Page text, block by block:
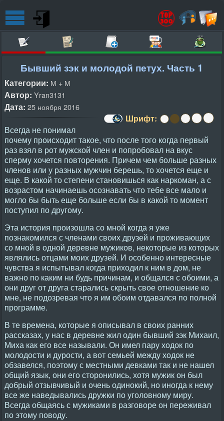
Бывший зэк и молодой петух. Часть 1
Категории: М + М
Автор: Yran3131
Дата: 25 ноября 2016
Шрифт:
Всегда не понимал
почему происходит такое, что после того когда первый
раз взял в рот мужской член и попробовал на вкус
сперму хочется повторения. Причем чем больше разных
членов или у разных мужчин берешь, то хочется еще и
еще. В какой то степени становишься как наркоман, а с
возрастом начинаешь осознавать что тебе все мало и
могло бы быть еще больше если бы в какой то момент
поступил по другому.
Эта история произошла со мной когда я уже
познакомился с членами своих друзей и проживающих
со мной в одной деревне мужиков, некоторые из которых
являлись отцами моих друзей. И особенно интересные
чувства я испытывал когда приходил к ним в дом, не
важно по каким ни будь причинам, и общался с обоими, а
они друг от друга старались скрыть свое отношение ко
мне, не подозревая что я им обоим отдавался по полной
программе.
В те времена, которые я описывал в своих ранних
рассказах, у нас в деревне жил один бывший зэк Михаил,
Миха как его все называли. Он имел пару ходок по
молодости и дурости, а вот семьей между ходок не
обзавелся, поэтому с местными девками так и не нашел
общий язык, они его сторонились, хотя мужик он был
добрый отзывчивый и очень одинокий, но иногда к нему
все же наведывались дружки по уголовному миру.
Всегда общаясь с мужиками в разговоре он переживал
по этому поводу.